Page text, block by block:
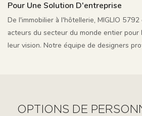
Pour Une Solution D'entreprise
De l'immobilier à l'hôtellerie, MIGLIO
acteurs du secteur du monde entier pour
leur vision. Notre équipe de designers
OPTIONS DE